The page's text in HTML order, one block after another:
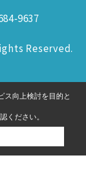
9637
Reserved.
ス向上検討を目的と
ください。